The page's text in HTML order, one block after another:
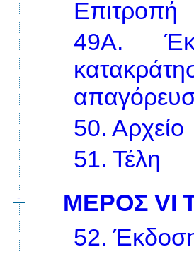
Επιτροπή
49Α.
50. Αρχείο
51. Τέλη
- ΜΕΡΟΣ VI
52.